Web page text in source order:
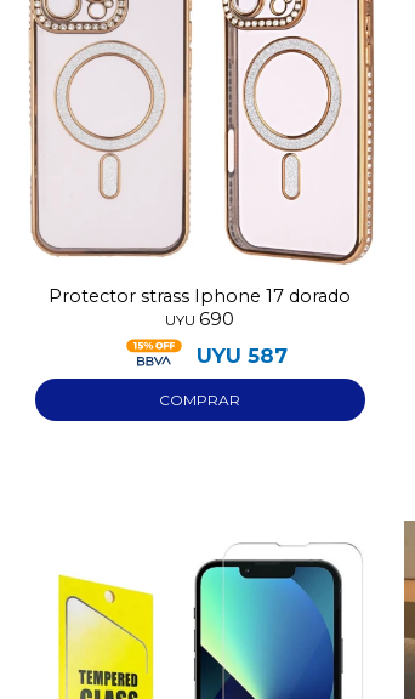
Protector strass Iphone 17 dorado
UYU 690
UYU 587